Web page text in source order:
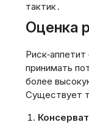
тактик․
Оценка
принимать
более
Существует